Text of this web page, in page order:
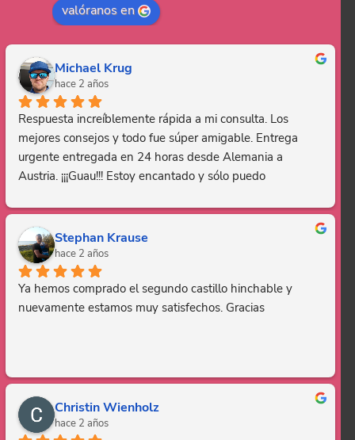
valóranos en
Michael Krug
hace 2 años
Respuesta increíblemente rápida a mi consulta. Los
mejores consejos y todo fue súper amigable. Entrega
urgente entregada en 24 horas desde Alemania a
Austria. ¡¡¡Guau!!! Estoy encantado y sólo puedo
Stephan Krause
hace 2 años
Ya hemos comprado el segundo castillo hinchable y
nuevamente estamos muy satisfechos. Gracias
Christin Wienholz
hace 2 años